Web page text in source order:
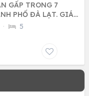
GẤP TRONG 7
PHỐ ĐÀ LẠT. GIÁ
· 5